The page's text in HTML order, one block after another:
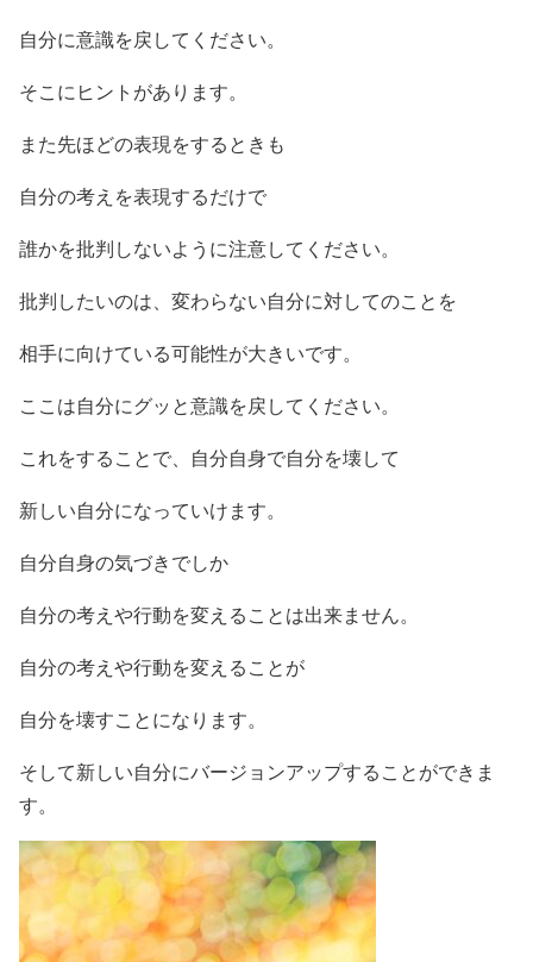
自分に意識を戻してください。
そこにヒントがあります。
また先ほどの表現をするときも
自分の考えを表現するだけで
誰かを批判しないように注意してください。
批判したいのは、変わらない自分に対してのことを
相手に向けている可能性が大きいです。
ここは自分にグッと意識を戻してください。
これをすることで、自分自身で自分を壊して
新しい自分になっていけます。
自分自身の気づきでしか
自分の考えや行動を変えることは出来ません。
自分の考えや行動を変えることが
自分を壊すことになります。
そして新しい自分にバージョンアップすることができま
す。